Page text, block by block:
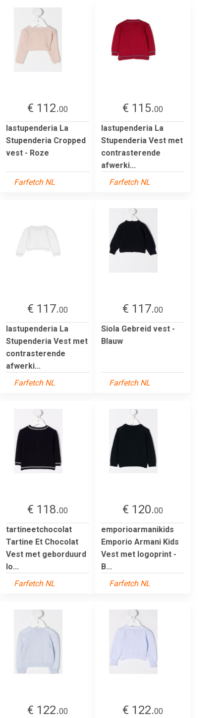
€ 112.00
lastupenderia La
Stupenderia Cropped
vest - Roze
Farfetch NL
€ 115.00
lastupenderia La
Stupenderia Vest met
contrasterende
afwerki...
Farfetch NL
€ 117.00
lastupenderia La
Stupenderia Vest met
contrasterende
afwerki...
Farfetch NL
€ 117.00
Siola Gebreid vest -
Blauw
Farfetch NL
€ 118.00
tartineetchocolat
Tartine Et Chocolat
Vest met geborduurd
lo...
Farfetch NL
€ 120.00
emporioarmanikids
Emporio Armani Kids
Vest met logoprint -
B...
Farfetch NL
€ 122.00 € 122.00